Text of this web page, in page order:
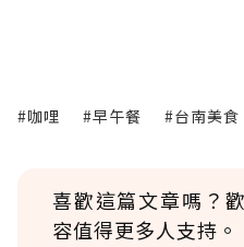
#咖哩 #早午餐 #台南美食
喜歡這篇文章嗎？
容值得更多人支持。